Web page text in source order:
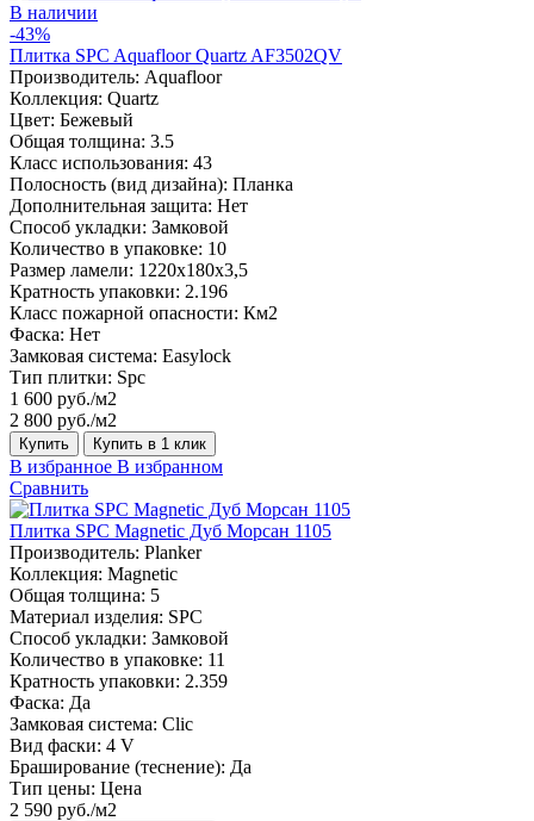
В наличии
-43%
Плитка SPC Aquafloor Quartz AF3502QV
Производитель: Aquafloor
Коллекция: Quartz
Цвет: Бежевый
Общая толщина: 3.5
Класс использования: 43
Полосность (вид дизайна): Планка
Дополнительная защита: Нет
Способ укладки: Замковой
Количество в упаковке: 10
Размер ламели: 1220х180х3,5
Кратность упаковки: 2.196
Класс пожарной опасности: Км2
Фаска: Нет
Замковая система: Easylock
Тип плитки: Spc
1 600 руб./м2
2 800 руб./м2
Купить Купить в 1 клик
В избранное В избранном
Сравнить
Плитка SPC Magnetic Дуб Морсан 1105
Производитель: Planker
Коллекция: Magnetic
Общая толщина: 5
Материал изделия: SPC
Способ укладки: Замковой
Количество в упаковке: 11
Кратность упаковки: 2.359
Фаска: Да
Замковая система: Сlic
Вид фаски: 4 V
Браширование (теснение): Да
Тип цены: Цена
2 590 руб./м2